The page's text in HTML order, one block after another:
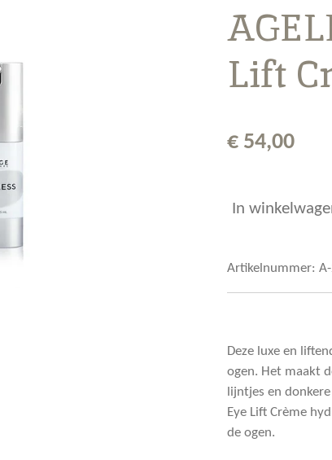
Lift
€ 54,00
In
Artikelnummer:
Deze luxe en
ogen. Het maakt
lijntjes en
Eye Lift Crème
de ogen.